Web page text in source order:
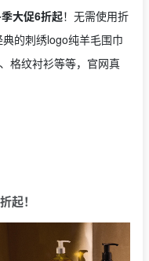
大促6折起！无需使用折
的刺绣logo纯羊毛围巾
格纹衬衫等等，官网真
起！